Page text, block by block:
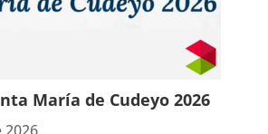
María de Cudeyo 2026